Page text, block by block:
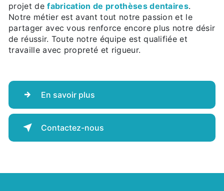
projet defabrication de prothèses dentaires.
Notre métier est avant tout notre passion et le
partager avec vous renforce encore plus notre désir
de réussir. Toute notre équipe est qualifiée et
travaille avec propreté et rigueur.
En savoir plus
Contactez-nous